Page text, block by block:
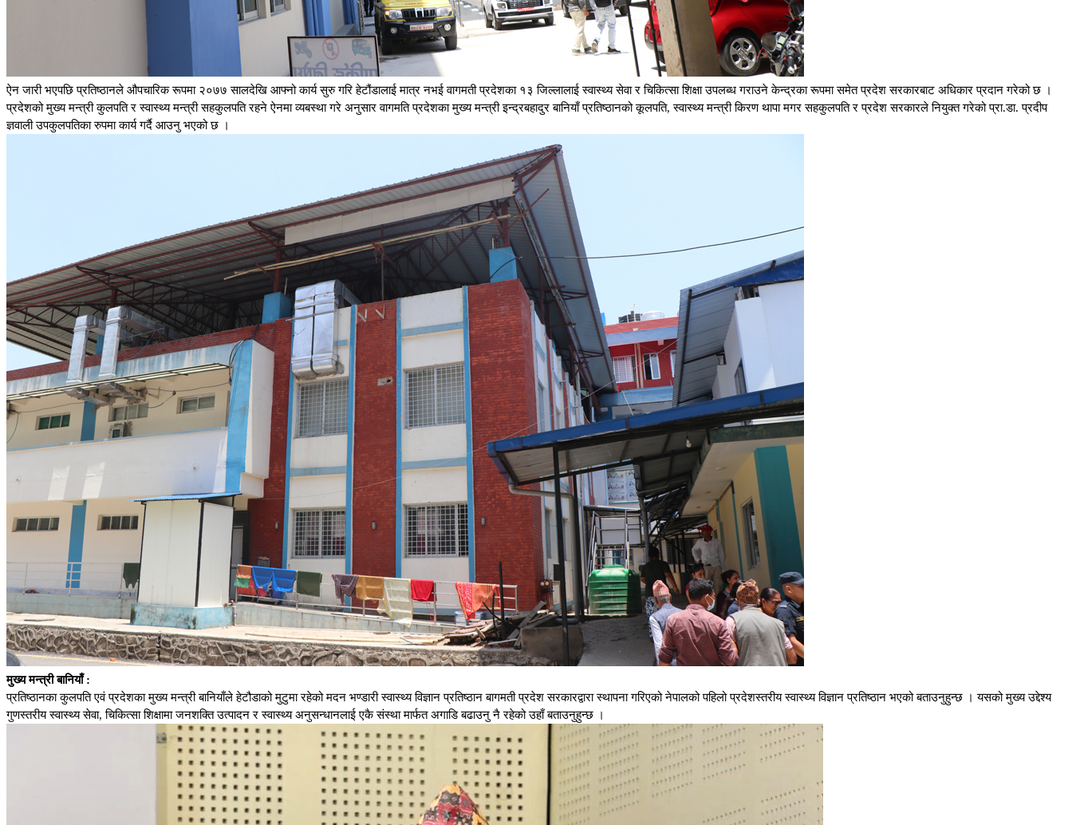
ऐन जारी भएपछि प्रतिष्ठानले औपचारिक रूपमा २०७७ सालदेखि आफ्नो कार्य सुरु गरि हेटौंडालाई मात्र नभई वागमती प्रदेशका १३ जिल्लालाई स्वास्थ्य सेवा र चिकित्सा शिक्षा उपलब्ध गराउने केन्द्रका रूपमा समेत प्रदेश सरकारबाट अधिकार प्रदान गरेको छ ।
प्रदेशको मुख्य मन्त्री कुलपति र स्वास्थ्य मन्त्री सहकुलपति रहने ऐनमा व्यबस्था गरे अनुसार वागमति प्रदेशका मुख्य मन्त्री इन्द्रबहादुर बानियाँ प्रतिष्ठानको कूलपति, स्वास्थ्य मन्त्री किरण थापा मगर सहकुलपति र प्रदेश सरकारले नियुक्त गरेको प्रा.डा. प्रदीप
ज्ञवाली उपकुलपतिका रुपमा कार्य गर्दै आउनु भएको छ ।
मुख्य मन्त्री बानियाँ :
प्रतिष्ठानका कुलपति एवं प्रदेशका मुख्य मन्त्री बानियाँले हेटौडाको मुटुमा रहेको मदन भण्डारी स्वास्थ्य विज्ञान प्रतिष्ठान बागमती प्रदेश सरकारद्वारा स्थापना गरिएको नेपालको पहिलो प्रदेशस्तरीय स्वास्थ्य विज्ञान प्रतिष्ठान भएको बताउनुहुन्छ । यसको मुख्य उद्देश्य
गुणस्तरीय स्वास्थ्य सेवा, चिकित्सा शिक्षामा जनशक्ति उत्पादन र स्वास्थ्य अनुसन्धानलाई एकै संस्था मार्फत अगाडि बढाउनु नै रहेको उहाँ बताउनुहुन्छ ।